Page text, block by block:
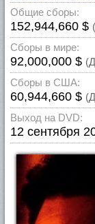
Общие сборы:
152,944,660 $
Сборы в мире:
92,000,000 $
Сборы в США:
60,944,660 $
Выход на DVD:
12 сентября